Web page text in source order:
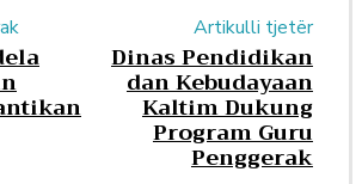
Artikulli tjetër
Dinas Pendidikan
dan Kebudayaan
Kaltim Dukung
Program Guru
Penggerak